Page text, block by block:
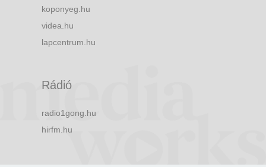
koponyeg.hu
videa.hu
lapcentrum.hu
Rádió
radio1gong.hu
hirfm.hu